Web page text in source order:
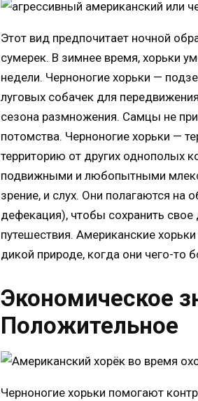
Этот вид предпочитает ночной
сумерек. В зимнее время, хорьки
недели. Черноногие хорьки —
луговых собачек для
сезона размножения. Самцы не
потомства. Черноногие хорьки —
территорию от других однополых
подвижными и любопытными
зрение, и слух. Они полагаются
дефекация), чтобы сохранить
путешествия. Американские
дикой природе, когда они чего-то
Экономическое
Положительное
Черноногие хорьки помогают